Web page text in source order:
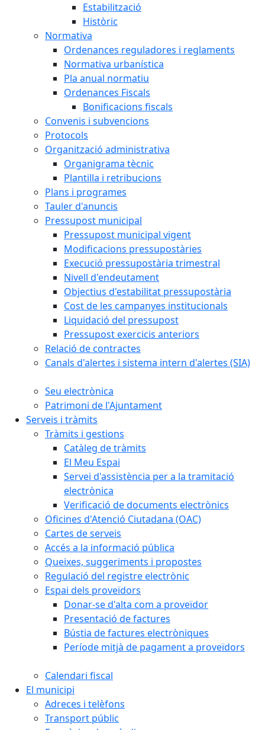
Estabilització
Històric
Normativa
Ordenances reguladores i reglaments
Normativa urbanística
Pla anual normatiu
Ordenances Fiscals
Bonificacions fiscals
Convenis i subvencions
Protocols
Organització administrativa
Organigrama tècnic
Plantilla i retribucions
Plans i programes
Tauler d'anuncis
Pressupost municipal
Pressupost municipal vigent
Modificacions pressupostàries
Execució pressupostària trimestral
Nivell d'endeutament
Objectius d'estabilitat pressupostària
Cost de les campanyes institucionals
Liquidació del pressupost
Pressupost exercicis anteriors
Relació de contractes
Canals d'alertes i sistema intern d'alertes (SIA)
Seu electrònica
Patrimoni de l'Ajuntament
Serveis i tràmits
Tràmits i gestions
Catàleg de tràmits
El Meu Espai
Servei d'assistència per a la tramitació
electrònica
Verificació de documents electrònics
Oficines d'Atenció Ciutadana (OAC)
Cartes de serveis
Accés a la informació pública
Queixes, suggeriments i propostes
Regulació del registre electrònic
Espai dels proveïdors
Donar-se d'alta com a proveïdor
Presentació de factures
Bústia de factures electròniques
Període mitjà de pagament a proveïdors
Calendari fiscal
El municipi
Adreces i telèfons
Transport públic